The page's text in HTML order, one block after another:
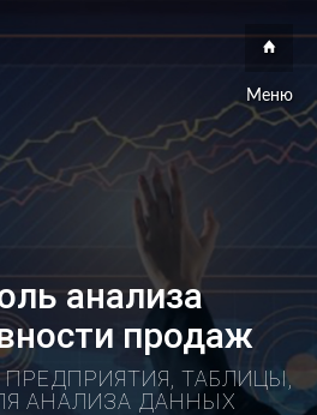
Меню
анализа
продаж
ТАБЛИЦЫ,
АНАЛИЗА ДАННЫХ